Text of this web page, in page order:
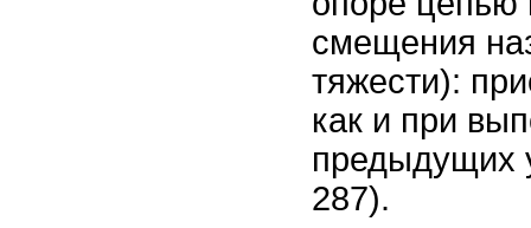
смещения
тяжести):
как и при
предыдущих
287).